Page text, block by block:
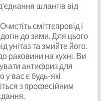
шлангів від
сміттєпровід і
до зими. Для цього
унітаз та змийте його.
раковини на кухні. Ви
антифриз для
у вас є будь-які
з професійним